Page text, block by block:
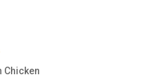
Chicken